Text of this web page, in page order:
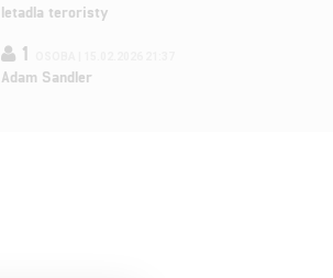
letadla teroristy
1
Adam Sandler